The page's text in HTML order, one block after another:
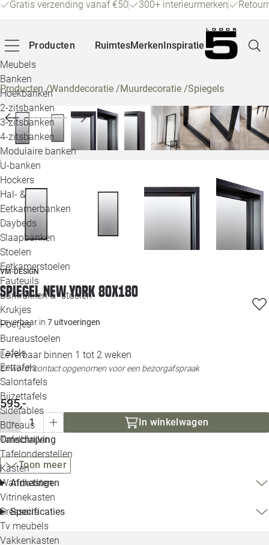
Gratis verzending vanaf €50 300+ interieurmerken
Producten
Meubels
Banken
Hoekbanken
2-zitsbanken
3-zitsbanken
4-zitsbanken
Modulaire banken
U-banken
Hockers
Hal- &
Eetkamerbanken
Daybeds
Slaapbanken
Stoelen
Eetkamerstoelen
Fauteuils
Barkrukken & -stoelen
Krukjes
Poefjes
Bureaustoelen
Tafels
Eettafels
Salontafels
Bijzettafels
Sidetables
Bureaus
Tafelbladen
Tafelonderstellen
Kasten
Wandkasten
Vitrinekasten
Dressoirs
Tv meubels
Vakkenkasten
RuimtesMerkenInspiratie
Producten/Wanddecoratie /Muurdecoratie /Spiegels
VM-DESIGN
Spiegel New York 80x180
Leverbaar in 7 uitvoeringen
Leverbaar binnen 1 tot 2 weken
Er wordt contact opgenomen voor een bezorgafspraak
595,-
In winkelwagen
Omschrijving
Toon meer
Afmetingen
Specificaties